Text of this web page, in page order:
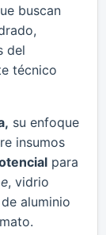
buscan
del
técnico
su enfoque
insumos
para
, vidrio
aluminio